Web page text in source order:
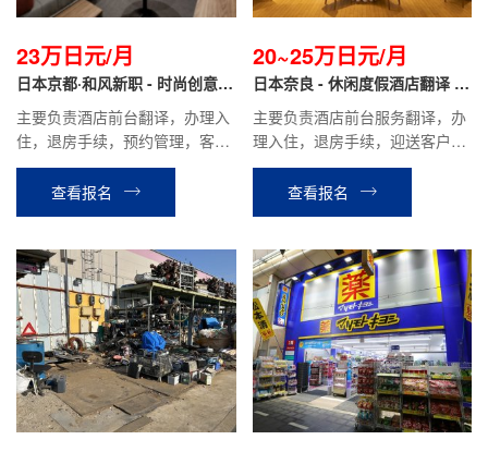
23万日元/月
日本京都·和风新职 - 时尚创意酒
店翻译 正社员
主要负责酒店前台翻译，办理入
住，退房手续，预约管理，客房
确认等相关工作。
查看报名
20~25万日元/月
日本奈良 - 休闲度假酒店翻译 正
社员
主要负责酒店前台服务翻译，办
理入住，退房手续，迎送客户，
酒店内设施介绍引导，餐厅服
务，客房整理等酒店安排的相关
工作。
查看报名